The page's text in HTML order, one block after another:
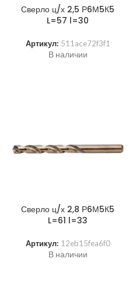
Сверло ц/х 2,5 Р6М5К5
L=57 l=30
Артикул: 511ace72f3f1
В наличии
Сверло ц/х 2,8 Р6М5К5
L=61 l=33
Артикул: 12eb15fea6f0
В наличии